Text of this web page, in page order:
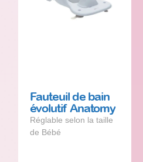
Fauteuil de bain
évolutif Anatomy
Réglable selon la taille
de Bébé